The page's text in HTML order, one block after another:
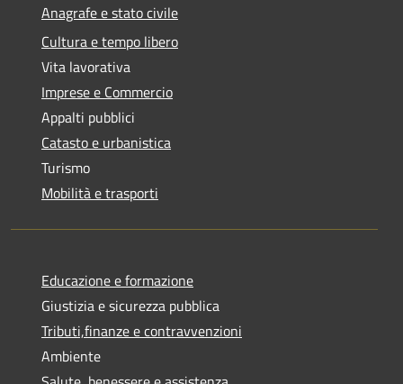
Anagrafe e stato civile
Cultura e tempo libero
Vita lavorativa
Imprese e Commercio
Appalti pubblici
Catasto e urbanistica
Turismo
Mobilità e trasporti
Educazione e formazione
Giustizia e sicurezza pubblica
Tributi,finanze e contravvenzioni
Ambiente